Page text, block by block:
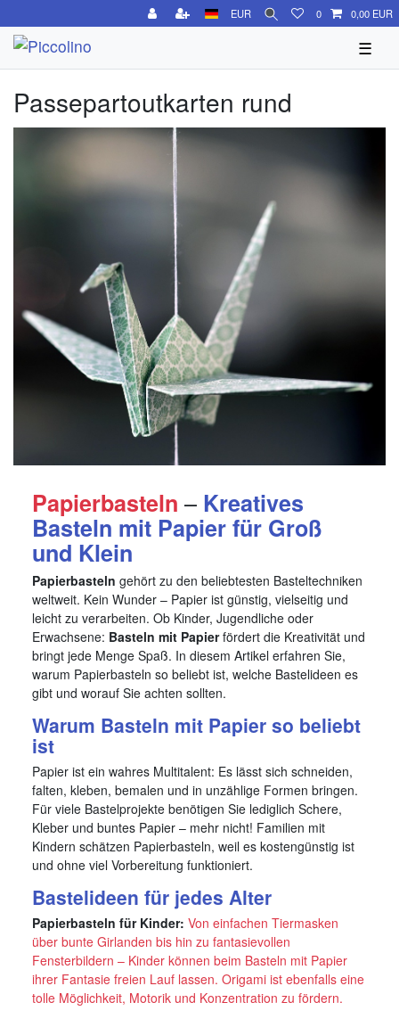
EUR 0 0,00 EUR
☰
Passepartoutkarten rund
Papierbasteln – Kreatives
Basteln mit Papier für Groß
und Klein
Papierbasteln gehört zu den beliebtesten Basteltechniken
weltweit. Kein Wunder – Papier ist günstig, vielseitig und
leicht zu verarbeiten. Ob Kinder, Jugendliche oder
Erwachsene: Basteln mit Papierfördert die Kreativität und
bringt jede Menge Spaß. In diesem Artikel erfahren Sie,
warum Papierbasteln so beliebt ist, welche Bastelideen es
gibt und worauf Sie achten sollten.
Warum Basteln mit Papier so beliebt
ist
Papier ist ein wahres Multitalent: Es lässt sich schneiden,
falten, kleben, bemalen und in unzählige Formen bringen.
Für viele Bastelprojekte benötigen Sie lediglich Schere,
Kleber und buntes Papier – mehr nicht! Familien mit
Kindern schätzen Papierbasteln, weil es kostengünstig ist
und ohne viel Vorbereitung funktioniert.
Bastelideen für jedes Alter
Papierbasteln für Kinder: Von einfachen Tiermasken
über bunte Girlanden bis hin zu fantasievollen
Fensterbildern – Kinder können beim Basteln mit Papier
ihrer Fantasie freien Lauf lassen. Origami ist ebenfalls eine
tolle Möglichkeit, Motorik und Konzentration zu fördern.